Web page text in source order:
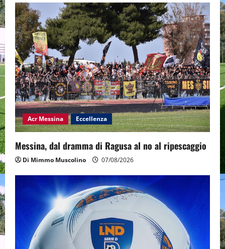
Acr Messina Eccellenza
Messina, dal dramma di Ragusa al no al ripescaggio
Di Mimmo Muscolino 07/08/2026